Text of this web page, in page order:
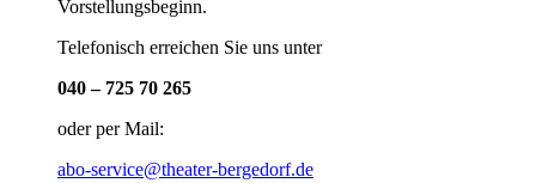
Vorstellungsbeginn.
Telefonisch erreichen Sie uns unter
040 – 725 70 265
oder per Mail:
abo-service@theater-bergedorf.de